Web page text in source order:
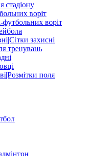
стадіону
воріт
футбольних воріт
захисні
тренувань
поля